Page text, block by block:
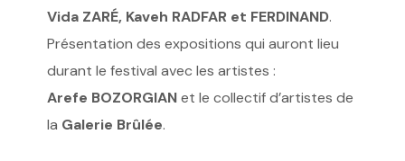
Vida ZARÉ, Kaveh RADFAR et FERDINAND.
Présentation des expositions qui auront lieu
durant le festival avec les artistes :
Arefe BOZORGIANet le collectif d’artistes de
la Galerie Brûlée.